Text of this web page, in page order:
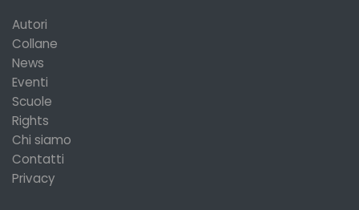
Autori
Collane
News
Eventi
Scuole
Rights
Chi siamo
Contatti
Privacy